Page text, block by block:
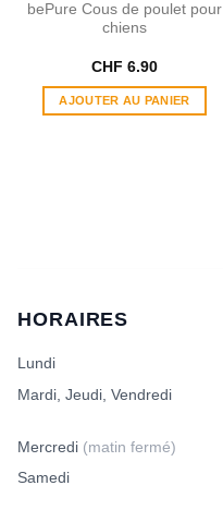
bePure Cous de poulet pour
chiens
CHF 6.90
AJOUTER AU PANIER
HORAIRES
Lundi
Mardi, Jeudi, Vendredi
Mercredi (matin fermé)
Samedi